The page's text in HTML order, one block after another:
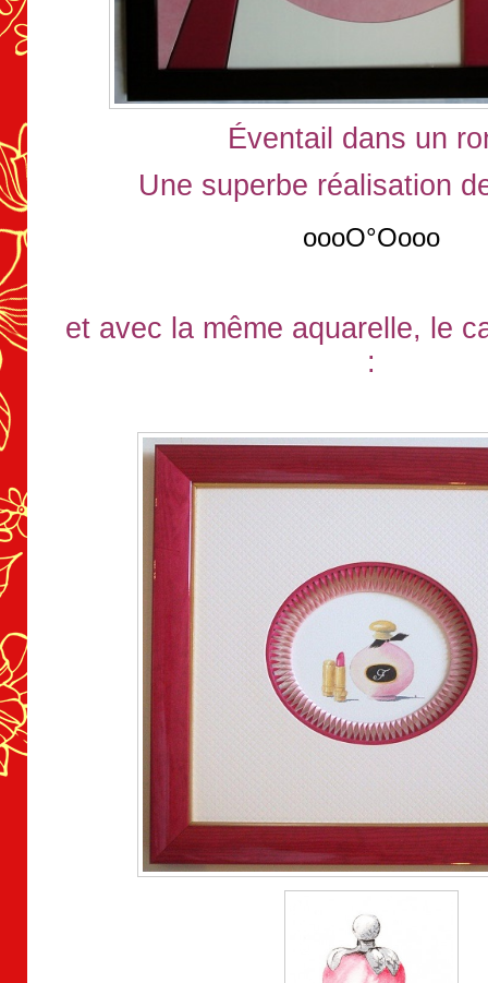
Éventail dans un
Une superbe réalisation
oooO°Oooo
et avec la même aquarelle, le
: